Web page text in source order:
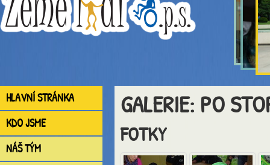
HLAVNÍ STRÁNKA
KDO JSME
NÁŠ TÝM
GALERIE: PO
FOTKY